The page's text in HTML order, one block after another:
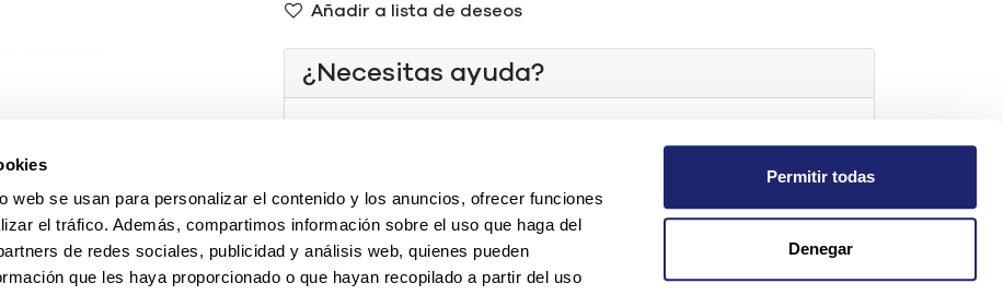
web se usan para personalizar el contenido y los anuncios, ofrecer funciones
el tráfico. Además, compartimos información sobre el uso que haga del
de redes sociales, publicidad y análisis web, quienes pueden
que les haya proporcionado o que hayan recopilado a partir del uso
Permitir todas
Denegar
Añadir a lista de deseos
¿Necesitas ayuda?
O chatea con nosotros
Tipo:REF